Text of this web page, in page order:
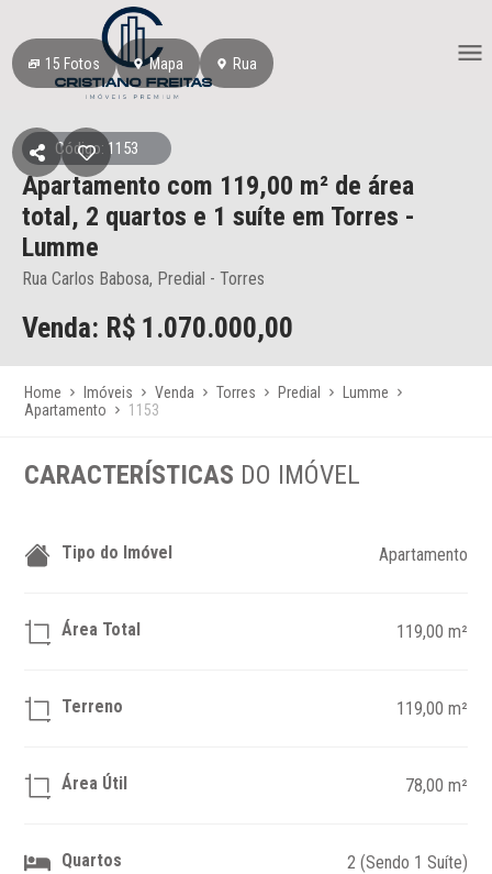
15 Fotos Mapa Rua
Código: 1153
Apartamento com 119,00 m² de área
total, 2 quartos e 1 suíte em Torres -
Lumme
Rua Carlos Babosa, Predial - Torres
Venda: R$ 1.070.000,00
Home Imóveis Venda Torres Predial
Lumme
Apartamento
1153
CARACTERÍSTICAS DO IMÓVEL
Tipo do Imóvel Apartamento
Área Total 119,00 m²
Terreno 119,00 m²
Área Útil 78,00 m²
Quartos 2 (Sendo 1 Suíte)